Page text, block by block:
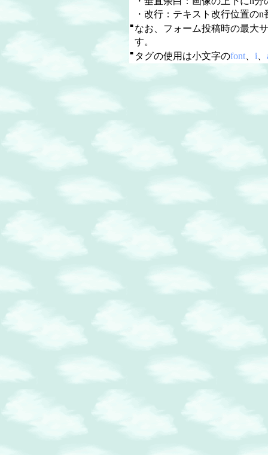
・改行：テキスト改行位置の
■ なお、フォーム投稿時の最大
す。
■ タグの使用は小文字のfont、 i、